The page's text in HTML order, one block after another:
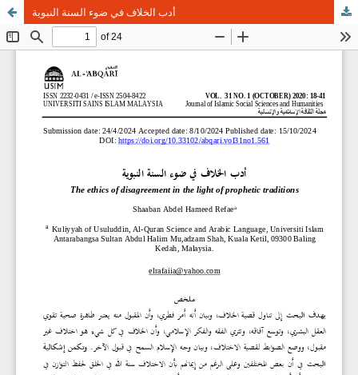
أدب الخلاف في ضوء السنة النبوية